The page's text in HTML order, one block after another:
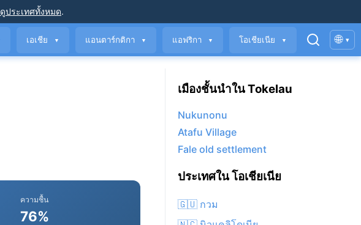
ดูประเทศทั้งหมด.
เอเชีย ▼ แอนตาร์กติกา ▼ แอฟริกา ▼ โอเชียเนีย ▼ 🌐 ▾
ความชื้น
76%
เมืองชั้นนำใน Tokelau
Nukunonu
Atafu Village
Fale old settlement
ประเทศใน โอเชียเนีย
🇬🇺 กวม